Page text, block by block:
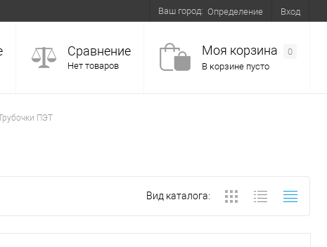
Ваш город: Определение Вход
Сравнение
Нет товаров
Моя корзина
0
В корзине пусто
ПЭТ
Вид каталога: